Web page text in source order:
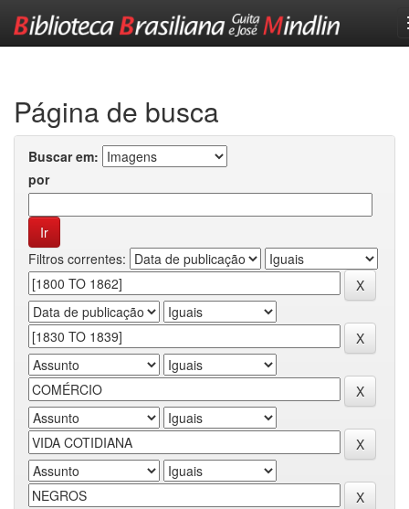
Página de busca
Buscar em:
por
Filtros correntes: